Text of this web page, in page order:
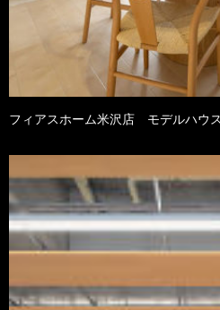
フィアスホーム米沢店 モデルハウス